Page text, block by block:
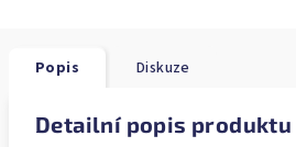
Popis Diskuze
Detailní popis produktu